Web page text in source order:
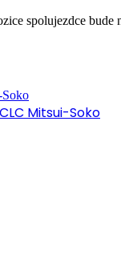
spolujezdce
Mitsui-Soko